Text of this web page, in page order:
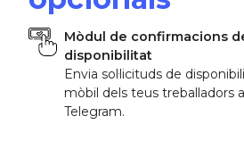
Mòdul de confirmacions
disponibilitat
Envia sol·licituds de
mòbil dels teus treballadors
Telegram.